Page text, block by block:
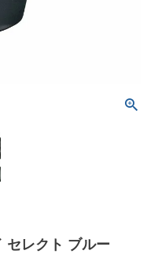
セレクト ブルー